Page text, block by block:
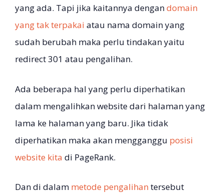
yang ada. Tapi jika kaitannya dengandomain
yang tak terpakai atau nama domain yang
sudah berubah maka perlu tindakan yaitu
redirect 301 atau pengalihan.
Ada beberapa hal yang perlu diperhatikan
dalam mengalihkan website dari halaman yang
lama ke halaman yang baru. Jika tidak
diperhatikan maka akan mengganggu posisi
website kita di PageRank.
Dan di dalam metode pengalihan tersebut